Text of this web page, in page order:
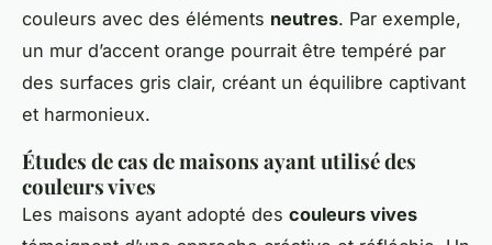
couleurs avec des éléments neutres. Par exemple,
un mur d’accent orange pourrait être tempéré par
des surfaces gris clair, créant un équilibre captivant
et harmonieux.
Études de cas de maisons ayant utilisé des
couleurs vives
Les maisons ayant adopté des couleurs vives